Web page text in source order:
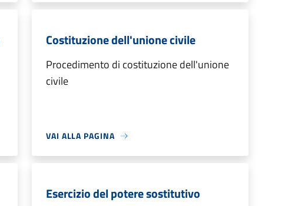
Costituzione dell'unione civile
Procedimento di costituzione dell'unione
civile
VAI ALLA PAGINA
Esercizio del potere sostitutivo